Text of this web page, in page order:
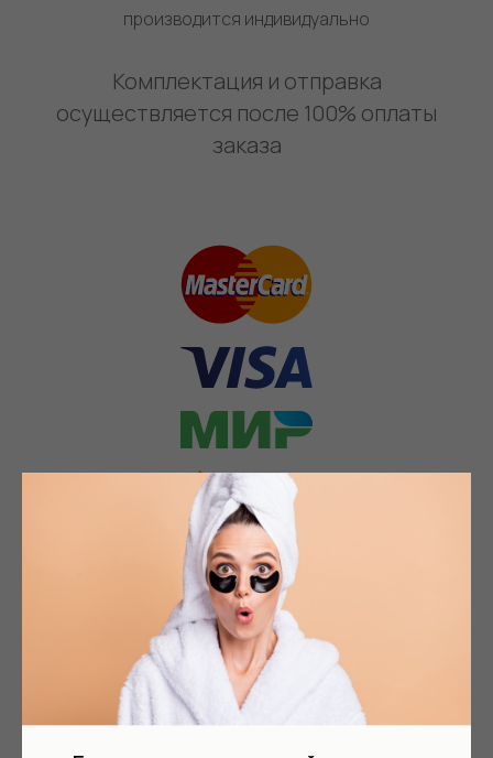
производится индивидуально
Комплектация и отправка
осуществляется после 100% оплаты
заказа